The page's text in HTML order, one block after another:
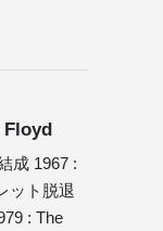
Floyd
成 1967 :
ット脱退
: The